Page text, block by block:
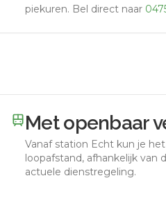
piekuren. Bel direct naar
Met openbaar
Vanaf station Echt kun je
loopafstand, afhankelijk van
actuele dienstregeling.